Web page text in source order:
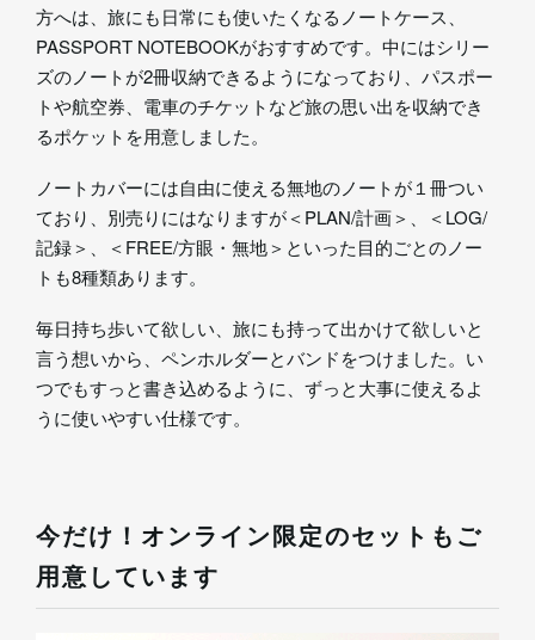
方へは、旅にも日常にも使いたくなるノートケース、
PASSPORT NOTEBOOKがおすすめです。中にはシリー
ズのノートが2冊収納できるようになっており、パスポー
トや航空券、電車のチケットなど旅の思い出を収納でき
るポケットを用意しました。
ノートカバーには自由に使える無地のノートが１冊つい
ており、別売りにはなりますが＜PLAN/計画＞、＜LOG/
記録＞、＜FREE/方眼・無地＞といった目的ごとのノー
トも8種類あります。
毎日持ち歩いて欲しい、旅にも持って出かけて欲しいと
言う想いから、ペンホルダーとバンドをつけました。い
つでもすっと書き込めるように、ずっと大事に使えるよ
うに使いやすい仕様です。
今だけ！オンライン限定のセットもご
用意しています